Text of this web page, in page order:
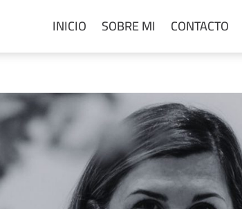
INICIO SOBRE MI CONTACTO